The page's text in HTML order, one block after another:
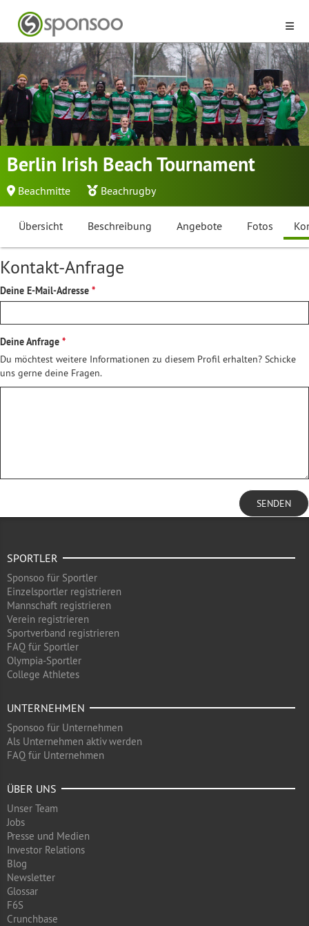
Berlin Irish Beach Tournament
Beachmitte Beachrugby
Übersicht Beschreibung Angebote Fotos
Kontakt-Anfrage
Deine E-Mail-Adresse
Deine Anfrage
Du möchtest weitere Informationen zu diesem Profil erhalten? Schicke
uns gerne deine Fragen.
SENDEN
SPORTLER
Sponsoo für Sportler
Einzelsportler registrieren
Mannschaft registrieren
Verein registrieren
Sportverband registrieren
FAQ für Sportler
Olympia-Sportler
College Athletes
UNTERNEHMEN
Sponsoo für Unternehmen
Als Unternehmen aktiv werden
FAQ für Unternehmen
ÜBER UNS
Unser Team
Jobs
Presse und Medien
Investor Relations
Blog
Newsletter
Glossar
F6S
Crunchbase